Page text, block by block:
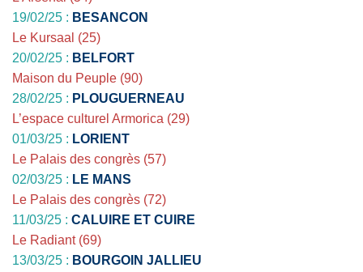
19/02/25 : BESANCON
Le Kursaal (25)
20/02/25 : BELFORT
Maison du Peuple (90)
28/02/25 : PLOUGUERNEAU
L’espace culturel Armorica (29)
01/03/25 : LORIENT
Le Palais des congrès (57)
02/03/25 : LE MANS
Le Palais des congrès (72)
11/03/25 : CALUIRE ET CUIRE
Le Radiant (69)
13/03/25 : BOURGOIN JALLIEU